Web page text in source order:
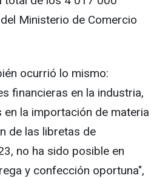
Ministerio de Comercio
ocurrió lo mismo:
financieras en la industria,
la importación de materia
de las libretas de
no ha sido posible en
y confección oportuna",